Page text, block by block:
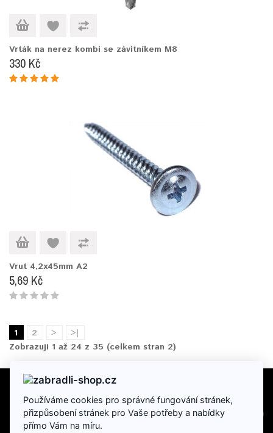
Vrták na nerez kombi se závitníkem M8
330 Kč
Vrut 4,2x45mm A2
5,69 Kč
1 2 >
>|
Zobrazuji 1 až 24 z 35 (celkem stran 2)
INFORMACE
Používáme cookies pro správné fungování stránek,
přizpůsobení stránek pro Vaše potřeby a nabídky
přímo Vám na míru.